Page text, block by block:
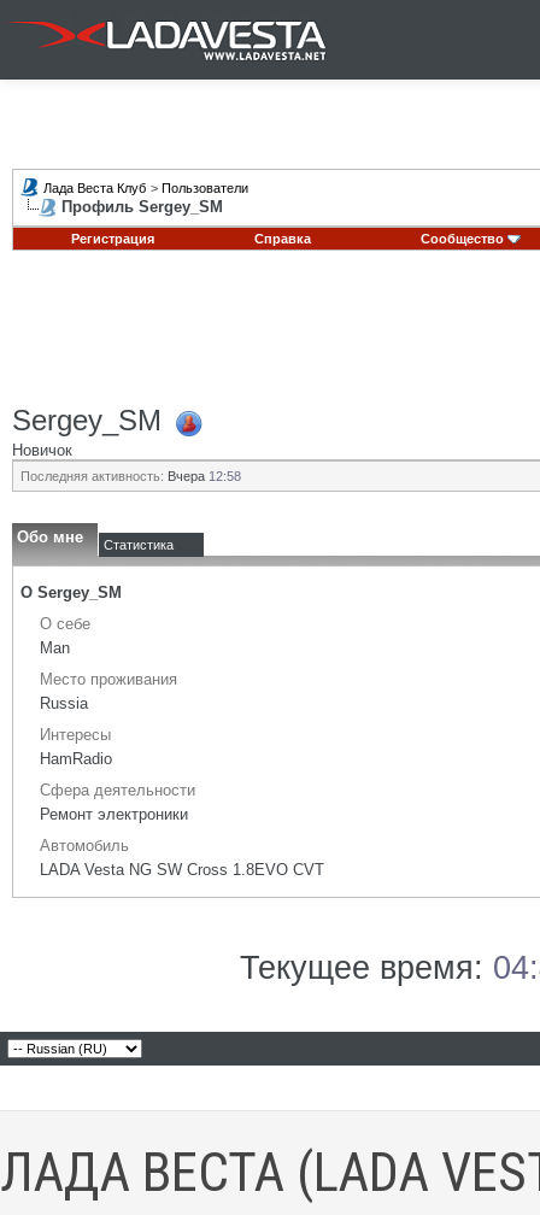
Лада Веста Клуб > Пользователи
Профиль Sergey_SM
Регистрация Справка Сообщество
Sergey_SM
Новичок
Последняя активность: Вчера 12:58
Обо мне Статистика
О Sergey_SM
О себе
Man
Место проживания
Russia
Интересы
HamRadio
Сфера деятельности
Ремонт электроники
Автомобиль
LADA Vesta NG SW Cross 1.8EVO CVT
Текущее время:
ЛАДА ВЕСТА (LADA